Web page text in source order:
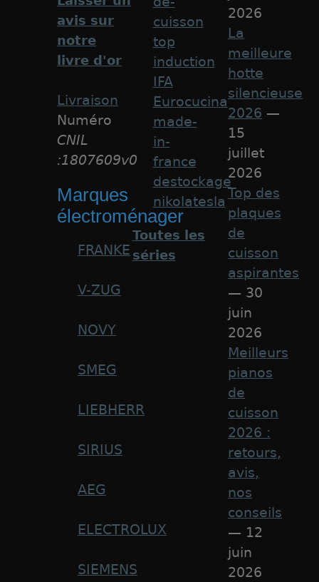
avis sur
notre
livre d'or
Livraison
Numéro
CNIL
:1807609v0
Marques
électroménager
FRANKE
V-ZUG
NOVY
SMEG
LIEBHERR
SIRIUS
AEG
ELECTROLUX
SIEMENS
cuisson
top
induction
IFA
Eurocucina
made-
in-
france
destockage
nikolatesla
Toutes les
séries
2026
La
meilleure
hotte
silencieuse
2026 —
15
juillet
2026
Top des
plaques
de
cuisson
aspirantes
— 30
juin
2026
Meilleurs
pianos
de
cuisson
2026 :
retours,
avis,
nos
conseils
— 12
juin
2026